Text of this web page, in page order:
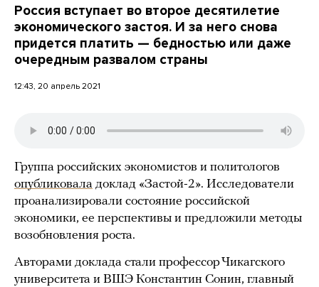
Россия вступает во второе десятилетие
экономического застоя. И за него снова
придется платить — бедностью или даже
очередным развалом страны
12:43, 20 апрель 2021
Группа российских экономистов и политологов
опубликовала доклад «Застой-2». Исследователи
проанализировали состояние российской
экономики, ее перспективы и предложили методы
возобновления роста.
Авторами доклада стали профессор Чикагского
университета и ВШЭ Константин Сонин, главный